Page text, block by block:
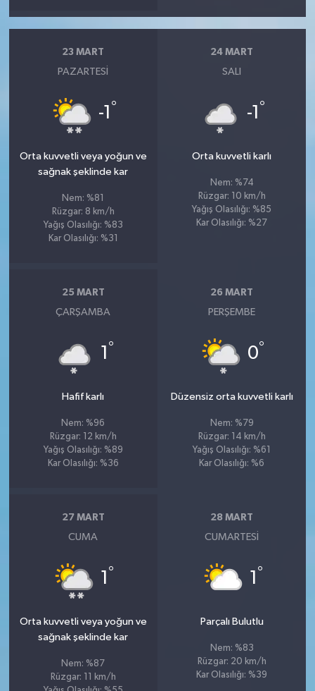
23 MART
PAZARTESI
-1 °
Orta kuvvetli veya yoğun ve
sağnak şeklinde kar
Nem: %81
Rüzgar: 8 km/h
Yağış Olasılığı: %83
Kar Olasılığı: %31
24 MART
SALI
-1 °
Orta kuvvetli karlı
Nem: %74
Rüzgar: 10 km/h
Yağış Olasılığı: %85
Kar Olasılığı: %27
25 MART
ÇARŞAMBA
1 °
Hafif karlı
Nem: %96
Rüzgar: 12 km/h
Yağış Olasılığı: %89
Kar Olasılığı: %36
26 MART
PERŞEMBE
0°
Düzensiz orta kuvvetli karlı
Nem: %79
Rüzgar: 14 km/h
Yağış Olasılığı: %61
Kar Olasılığı: %6
27 MART
CUMA
1 °
Orta kuvvetli veya yoğun ve
sağnak şeklinde kar
Nem: %87
Rüzgar: 11 km/h
28 MART
CUMARTESI
1 °
Parçalı Bulutlu
Nem: %83
Rüzgar: 20 km/h
Kar Olasılığı: %39